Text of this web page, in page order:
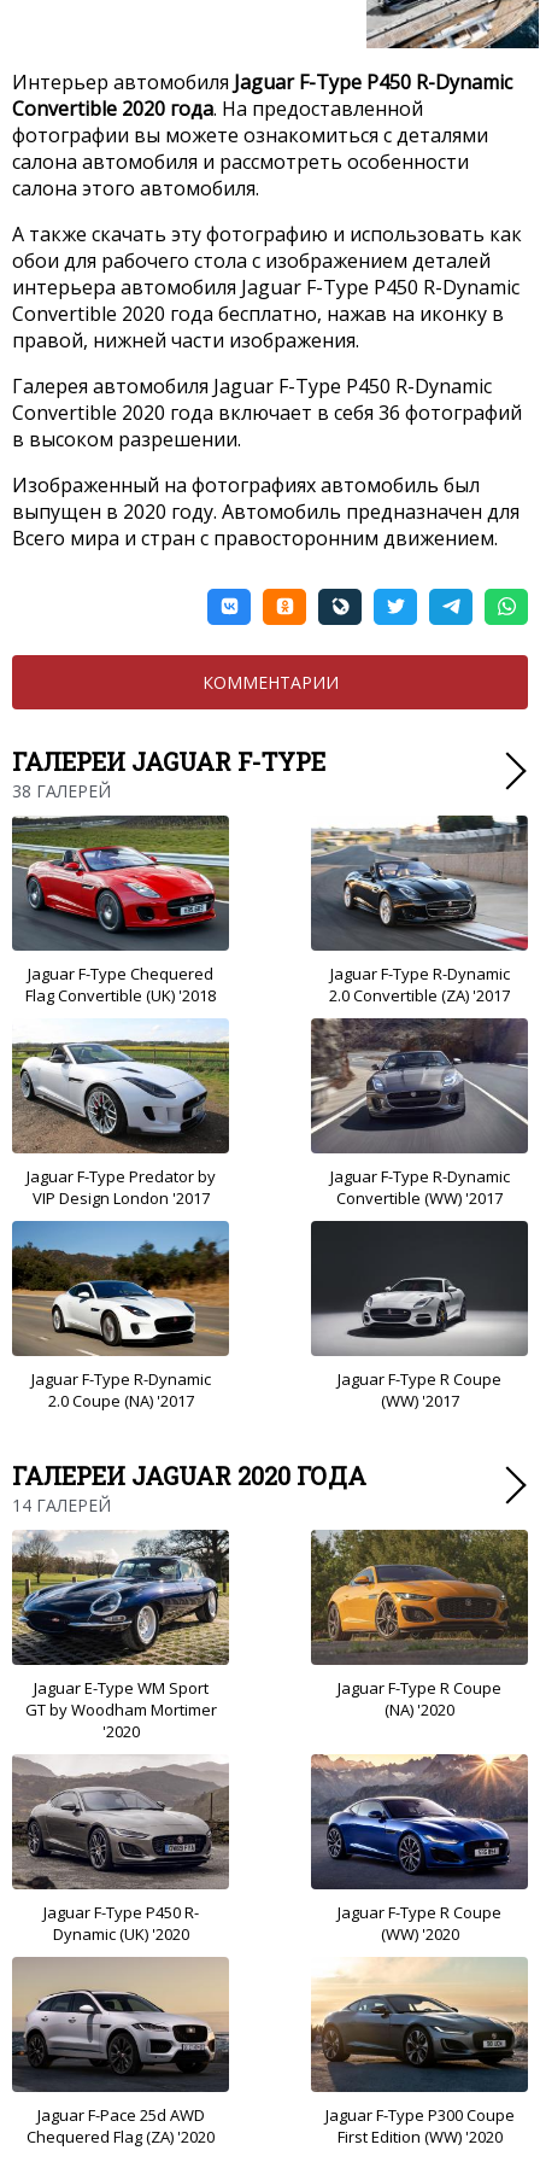
Интерьер автомобиля Jaguar F-Type P450 R-Dynamic
Convertible 2020 года. На предоставленной
фотографии вы можете ознакомиться с деталями
салона автомобиля и рассмотреть особенности
салона этого автомобиля.
А также скачать эту фотографию и использовать как
обои для рабочего стола с изображением деталей
интерьера автомобиля Jaguar F-Type P450 R-Dynamic
Convertible 2020 года бесплатно, нажав на иконку в
правой, нижней части изображения.
Галерея автомобиля Jaguar F-Type P450 R-Dynamic
Convertible 2020 года включает в себя 36 фотографий
в высоком разрешении.
Изображенный на фотографиях автомобиль был
выпущен в 2020 году. Автомобиль предназначен для
Всего мира и стран с правосторонним движением.
КОММЕНТАРИИ
ГАЛЕРЕИ JAGUAR F-TYPE
38 ГАЛЕРЕЙ
Jaguar F-Type Chequered
Flag Convertible (UK) '2018
Jaguar F-Type R-Dynamic
2.0 Convertible (ZA) '2017
Jaguar F-Type Predator by
VIP Design London '2017
Jaguar F-Type R-Dynamic
Convertible (WW) '2017
Jaguar F-Type R-Dynamic
2.0 Coupe (NA) '2017
Jaguar F-Type R Coupe
(WW) '2017
ГАЛЕРЕИ JAGUAR 2020 ГОДА
14 ГАЛЕРЕЙ
Jaguar E-Type WM Sport
GT by Woodham Mortimer
'2020
Jaguar F-Type R Coupe
(NA) '2020
Jaguar F-Type P450 R-
Dynamic (UK) '2020
Jaguar F-Type R Coupe
(WW) '2020
Jaguar F-Pace 25d AWD
Chequered Flag (ZA) '2020
Jaguar F-Type P300 Coupe
First Edition (WW) '2020